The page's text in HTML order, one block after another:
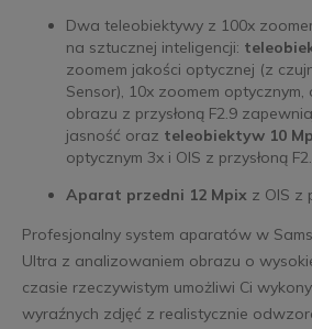
Dwa teleobiektywy z 100x
na sztucznej inteligencji:
zoomem jakości optycznej (z
Sensor), 10x zoomem
obrazu z przysłoną F2.9
jasność oraz teleobiektyw 10
optycznym 3x i OIS z przysłoną
Aparat przedni 12 Mpixz OIS z
Profesjonalny system aparatów w
Ultra z analizowaniem obrazu o
czasie rzeczywistym umożliwi Ci
wyraźnych zdjęć z realistycznie